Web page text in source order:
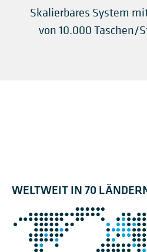
Skalierbares System
von 10.000 Taschen/
WELTWEIT IN 70